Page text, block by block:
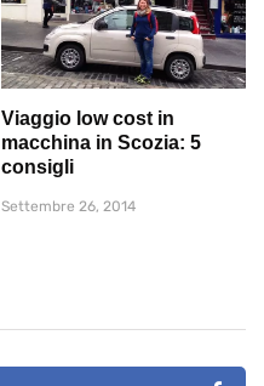
Viaggio low cost in
macchina in Scozia: 5
consigli
Settembre 26, 2014